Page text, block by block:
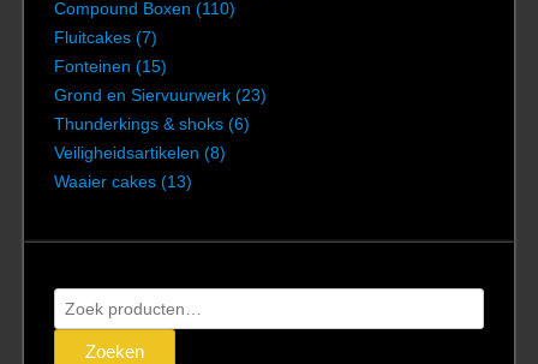
Compound Boxen (110)
Fluitcakes (7)
Fonteinen (15)
Grond en Siervuurwerk (23)
Thunderkings & shoks (6)
Veiligheidsartikelen (8)
Waaier cakes (13)
Zoeken
naar:
Zoeken